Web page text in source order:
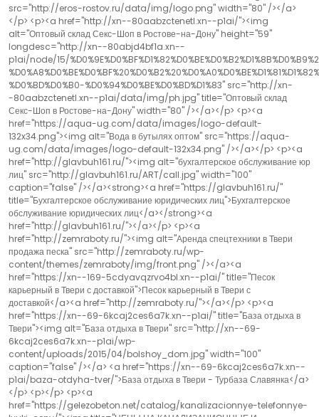
src="http://eros-rostov.ru/data/img/logo.png" width="80" /></a>
</p> <p><a href="http://xn--80aabzctenetl.xn--p1ai/"><img
alt="Оптовый склад Секс-Шоп в Ростове-на-Дону" height="59"
longdesc="http://xn--80abjd4bf1a.xn--
p1ai/node/15/
%D0%BD%D0%B0-%D0%94%D0%BE%D0%BD%D1%83" src="http://xn-
-80aabzctenetl.xn--p1ai/data/img/ph.jpg" title="Оптовый склад
Секс-Шоп в Ростове-на-Дону" width="80" /></a></p> <p><a
href="https://aqua-ug.com/data/images/logo-default-
132x34.png"><img alt="Вода в бутылях оптом" src="https://aqua-
ug.com/data/images/logo-default-132x34.png" /></a></p> <p><a
href="http://glavbuh161.ru/"><img alt="бухгалтерское обслуживание юр
лиц" src="http://glavbuh161.ru/ART/call.jpg" width="100"
caption="false" /></a><strong><a href="https://glavbuh161.ru/"
title="Бухгалтерское обслуживание юридических лиц">Бухгалтерское
обслуживание юридических лиц</a></strong><a
href="http://glavbuh161.ru/"></a></p> <p><a
href="http://zemraboty.ru/"><img alt="Аренда спецтехники в Твери
продажа песка" src="http://zemraboty.ru/wp-
content/themes/zemraboty/img/front.png" /></a><a
href="https://xn--169-5cdyavqzrvo4bl.xn--p1ai/" title="Песок
карьерный в Твери с доставкой">Песок карьерный в Твери с
доставкой</a><a href="http://zemraboty.ru/"></a></p> <p><a
href="https://xn--69-6kcaj2ces6a7k.xn--p1ai/" title="База отдыха в
Твери"><img alt="База отдыха в Твери" src="http://xn--69-
6kcaj2ces6a7k.xn--p1ai/wp-
content/uploads/2015/04/bolshoy_dom.jpg" width="100"
caption="false" /></a> <a href="https://xn--69-6kcaj2ces6a7k.xn--
p1ai/baza-otdyha-tver/">База отдыха в Твери - Турбаза Славянка</a>
</p> <p></p> <p><a
href="https://gelezobeton.net/catalog/kanalizacionnye-telefonnye-